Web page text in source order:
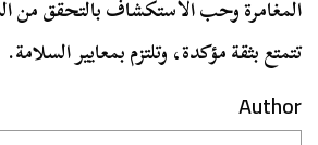
المغامرة وحب الاستكشاف بالتحقق من
تتمتع بثقة مؤكدة، وتلتزم بمعايير السلامة.
Author